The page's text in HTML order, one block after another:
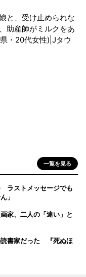
と、受け止められな
助産師がミルクをあ
・20代女性)|Jタウ
一覧を見る
ラストメッセージでも
」
家、二人の「違い」と
読書家だった 『死ぬほ